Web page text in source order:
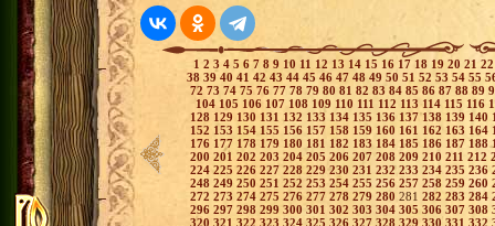
1 2 3 4 5 6 7 8 9 10 11 12 13 14 15 16 17 18 19 20 21
38 39 40 41 42 43 44 45 46 47 48 49 50 51 52 53 54 55
72 73 74 75 76 77 78 79 80 81 82 83 84 85 86 87 88 89
104 105 106 107 108 109 110 111 112 113 114 115 116
128 129 130 131 132 133 134 135 136 137138 139 140
152 153 154 155 156 157 158 159 160 161 162 163 164
176 177 178 179 180 181 182 183 184 185 186 187 188
200 201 202 203 204 205 206 207 208 209 210 211 212
224 225 226 227 228 229230 231 232 233 234 235 236
248 249 250 251 252 253 254 255 256 257 258 259 260
272 273 274 275 276 277 278 279 280 281 282 283 284
296 297 298 299 300 301 302 303 304 305 306 307 308
320 321 322 323 324 325 326 327 328 329 330 331 332